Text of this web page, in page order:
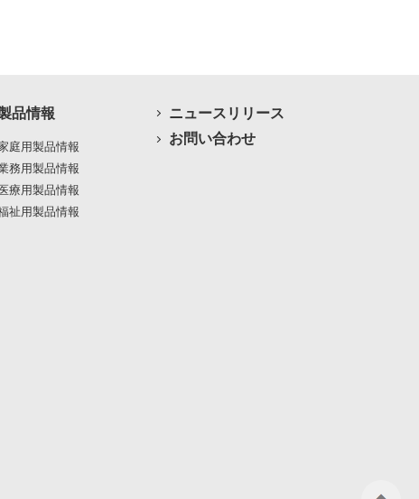
品情報
庭用製品情報
務用製品情報
医療用製品情報
祉用製品情報
ニュースリリース
お問い合わせ